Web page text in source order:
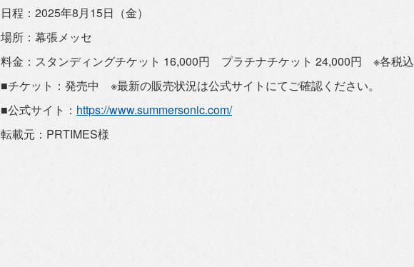
日程：2025年8月15日（金）
場所：幕張メッセ
料金：スタンディングチケット 16,000円 プラチナチケット 24,000円 ※各税込
■チケット：発売中 ※最新の販売状況は公式サイトにてご確認ください。
■公式サイト： https://www.summersonic.com/
転載元：PRTIMES様